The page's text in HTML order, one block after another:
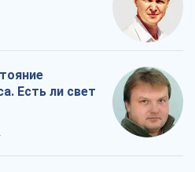
Есть ли свет